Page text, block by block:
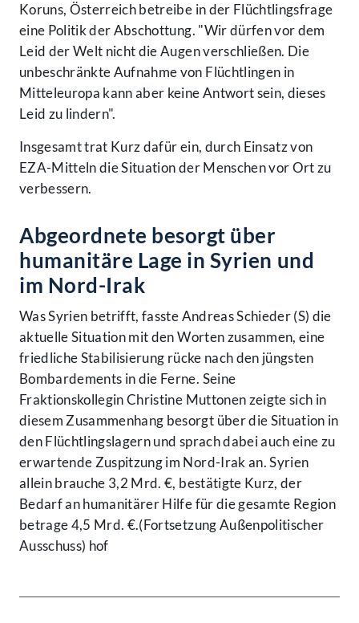
Koruns, Österreich betreibe in der Flüchtlingsfrage
eine Politik der Abschottung. "Wir dürfen vor dem
Leid der Welt nicht die Augen verschließen. Die
unbeschränkte Aufnahme von Flüchtlingen in
Mitteleuropa kann aber keine Antwort sein, dieses
Leid zu lindern".
Insgesamt trat Kurz dafür ein, durch Einsatz von
EZA-Mitteln die Situation der Menschen vor Ort zu
verbessern.
Abgeordnete besorgt über
humanitäre Lage in Syrien und
im Nord-Irak
Was Syrien betrifft, fasste Andreas Schieder (S) die
aktuelle Situation mit den Worten zusammen, eine
friedliche Stabilisierung rücke nach den jüngsten
Bombardements in die Ferne. Seine
Fraktionskollegin Christine Muttonen zeigte sich in
diesem Zusammenhang besorgt über die Situation in
den Flüchtlingslagern und sprach dabei auch eine zu
erwartende Zuspitzung im Nord-Irak an. Syrien
allein brauche 3,2 Mrd. €, bestätigte Kurz, der
Bedarf an humanitärer Hilfe für die gesamte Region
betrage 4,5 Mrd. €.(Fortsetzung Außenpolitischer
Ausschuss) hof